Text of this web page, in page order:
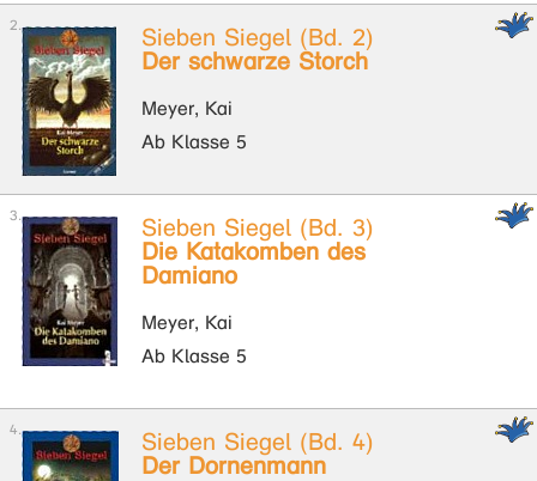
Sieben Siegel (Bd. 2)
Der schwarze Storch
Meyer, Kai
Ab Klasse 5
Sieben Siegel (Bd. 3)
Die Katakomben des
Damiano
Meyer, Kai
Ab Klasse 5
Sieben Siegel (Bd. 4)
Der Dornenmann